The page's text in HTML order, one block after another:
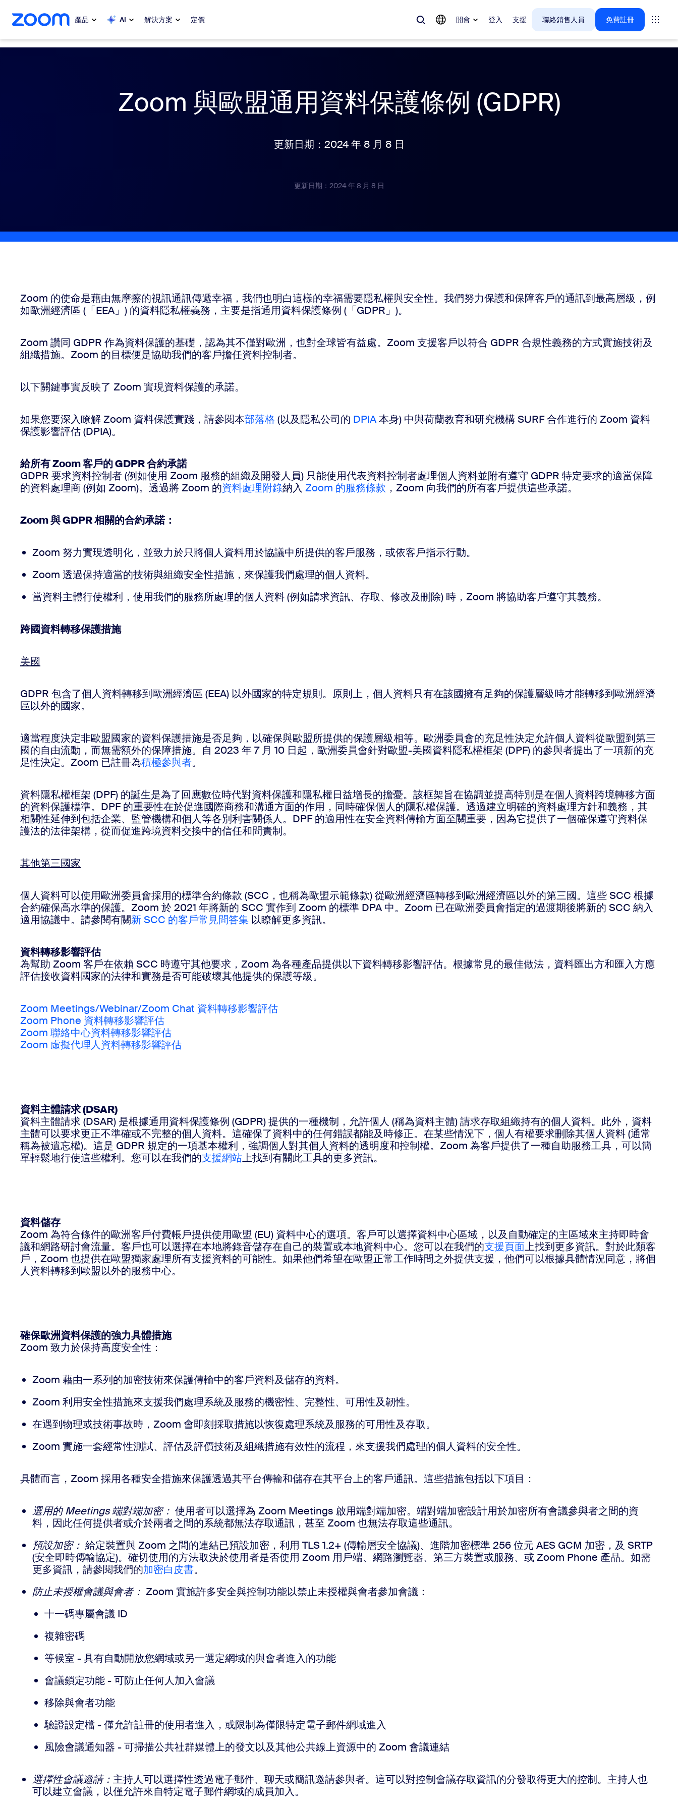
至主要內容
至協助聊天 產品 AI 解決方案 定價 開會 登入 支援 聯絡銷售人員 免費註冊
My Notes Meetings
Zoom 與歐盟通用資料保護條例 (GDPR)
更新日期：2024 年 8 月 8 日
更新日期：2024 年 8 月 8 日
Zoom 的使命是藉由無摩擦的視訊通訊傳遞幸福，我們也明白這樣的幸福需要隱私權與安全性。我們努力保護和保障客戶的通訊到最高層級，例
如歐洲經濟區 (「EEA」) 的資料隱私權義務，主要是指通用資料保護條例 (「GDPR」)。
Zoom 讚同 GDPR 作為資料保護的基礎，認為其不僅對歐洲，也對全球皆有益處。Zoom 支援客戶以符合 GDPR 合規性義務的方式實施技術及
組織措施。Zoom 的目標便是協助我們的客戶擔任資料控制者。
以下關鍵事實反映了 Zoom 實現資料保護的承諾。
如果您要深入瞭解 Zoom 資料保護實踐，請參閱本部落格 (以及隱私公司的 DPIA本身) 中與荷蘭教育和研究機構 SURF 合作進行的 Zoom 資料
保護影響評估 (DPIA)。
給所有 Zoom 客戶的 GDPR 合約承諾
GDPR 要求資料控制者 (例如使用 Zoom 服務的組織及開發人員) 只能使用代表資料控制者處理個人資料並附有遵守 GDPR 特定要求的適當保障
的資料處理商 (例如 Zoom)。透過將 Zoom 的資料處理附錄納入 Zoom 的服務條款 ，Zoom 向我們的所有客戶提供這些承諾。
Zoom 與 GDPR 相關的合約承諾：
Zoom 努力實現透明化，並致力於只將個人資料用於協議中所提供的客戶服務，或依客戶指示行動。
Zoom 透過保持適當的技術與組織安全性措施，來保護我們處理的個人資料。
當資料主體行使權利，使用我們的服務所處理的個人資料 (例如請求資訊、存取、修改及刪除) 時，Zoom 將協助客戶遵守其義務。
跨國資料轉移保護措施
美國
GDPR 包含了個人資料轉移到歐洲經濟區 (EEA) 以外國家的特定規則。原則上，個人資料只有在該國擁有足夠的保護層級時才能轉移到歐洲經濟
區以外的國家。
適當程度決定非歐盟國家的資料保護措施是否足夠，以確保與歐盟所提供的保護層級相等。歐洲委員會的充足性決定允許個人資料從歐盟到第三
國的自由流動，而無需額外的保障措施。自 2023 年 7 月 10 日起，歐洲委員會針對歐盟-美國資料隱私權框架 (DPF) 的參與者提出了一項新的充
足性決定。Zoom 已註冊為積極參與者。
資料隱私權框架 (DPF) 的誕生是為了回應數位時代對資料保護和隱私權日益增長的擔憂。該框架旨在協調並提高特別是在個人資料跨境轉移方面
的資料保護標準。DPF 的重要性在於促進國際商務和溝通方面的作用，同時確保個人的隱私權保護。透過建立明確的資料處理方針和義務，其
相關性延伸到包括企業、監管機構和個人等各別利害關係人。DPF 的適用性在安全資料傳輸方面至關重要，因為它提供了一個確保遵守資料保
護法的法律架構，從而促進跨境資料交換中的信任和問責制。
其他第三國家
個人資料可以使用歐洲委員會採用的標準合約條款 (SCC，也稱為歐盟示範條款) 從歐洲經濟區轉移到歐洲經濟區以外的第三國。這些 SCC 根據
合約確保高水準的保護。Zoom 於 2021 年將新的 SCC 實作到 Zoom 的標準 DPA 中。Zoom 已在歐洲委員會指定的過渡期後將新的 SCC 納入
適用協議中。請參閱有關新 SCC 的客戶常見問答集 以瞭解更多資訊。
資料轉移影響評估
為幫助 Zoom 客戶在依賴 SCC 時遵守其他要求，Zoom 為各種產品提供以下資料轉移影響評估。根據常見的最佳做法，資料匯出方和匯入方應
評估接收資料國家的法律和實務是否可能破壞其他提供的保護等級。
Zoom Meetings/Webinar/Zoom Chat 資料轉移影響評估
Zoom Phone 資料轉移影響評估
Zoom 聯絡中心資料轉移影響評估
Zoom 虛擬代理人資料轉移影響評估
資料主體請求 (DSAR)
資料主體請求 (DSAR) 是根據通用資料保護條例 (GDPR) 提供的一種機制，允許個人 (稱為資料主體) 請求存取組織持有的個人資料。此外，資料
主體可以要求更正不準確或不完整的個人資料。這確保了資料中的任何錯誤都能及時修正。在某些情況下，個人有權要求刪除其個人資料 (通常
稱為被遺忘權)。這是 GDPR 規定的一項基本權利，強調個人對其個人資料的透明度和控制權。Zoom 為客戶提供了一種自助服務工具，可以簡
單輕鬆地行使這些權利。您可以在我們的支援網站上找到有關此工具的更多資訊。
資料儲存
Zoom 為符合條件的歐洲客戶付費帳戶提供使用歐盟 (EU) 資料中心的選項。客戶可以選擇資料中心區域，以及自動確定的主區域來主持即時會
議和網路研討會流量。客戶也可以選擇在本地將錄音儲存在自己的裝置或本地資料中心。您可以在我們的支援頁面上找到更多資訊。對於此類客
戶，Zoom 也提供在歐盟獨家處理所有支援資料的可能性。如果他們希望在歐盟正常工作時間之外提供支援，他們可以根據具體情況同意，將個
人資料轉移到歐盟以外的服務中心。
確保歐洲資料保護的強力具體措施
Zoom 致力於保持高度安全性：
Zoom 藉由一系列的加密技術來保護傳輸中的客戶資料及儲存的資料。
Zoom 利用安全性措施來支援我們處理系統及服務的機密性、完整性、可用性及韌性。
在遇到物理或技術事故時，Zoom 會即刻採取措施以恢復處理系統及服務的可用性及存取。
Zoom 實施一套經常性測試、評估及評價技術及組織措施有效性的流程，來支援我們處理的個人資料的安全性。
具體而言，Zoom 採用各種安全措施來保護透過其平台傳輸和儲存在其平台上的客戶通訊。這些措施包括以下項目：
選用的 Meetings 端對端加密： 使用者可以選擇為 Zoom Meetings 啟用端對端加密。端對端加密設計用於加密所有會議參與者之間的資
料，因此任何提供者或介於兩者之間的系統都無法存取通訊，甚至 Zoom 也無法存取這些通訊。
預設加密： 給定裝置與 Zoom 之間的連結已預設加密，利用 TLS 1.2+ (傳輸層安全協議)、進階加密標準 256 位元 AES GCM 加密，及 SRTP
(安全即時傳輸協定)。確切使用的方法取決於使用者是否使用 Zoom 用戶端、網路瀏覽器、第三方裝置或服務、或 Zoom Phone 產品。如需
更多資訊，請參閱我們的加密白皮書。
防止未授權會議與會者： Zoom 實施許多安全與控制功能以禁止未授權與會者參加會議：
十一碼專屬會議 ID
複雜密碼
等候室 - 具有自動開放您網域或另一選定網域的與會者進入的功能
會議鎖定功能 - 可防止任何人加入會議
移除與會者功能
驗證設定檔 - 僅允許註冊的使用者進入，或限制為僅限特定電子郵件網域進入
風險會議通知器 - 可掃描公共社群媒體上的發文以及其他公共線上資源中的 Zoom 會議連結
選擇性會議邀請： 主持人可以選擇性透過電子郵件、聊天或簡訊邀請參與者。這可以對控制會議存取資訊的分發取得更大的控制。主持人也
可以建立會議，以僅允許來自特定電子郵件網域的成員加入。